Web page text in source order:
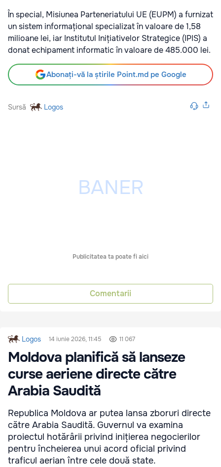
În special, Misiunea Parteneriatului UE (EUPM) a furnizat
un sistem informațional specializat în valoare de 1,58
milioane lei, iar Institutul Inițiativelor Strategice (IPIS) a
donat echipament informatic în valoare de 485.000 lei.
Abonați-vă la știrile Point.md pe Google
Sursă Logos
Publicitatea ta poate fi aici
Comentarii
Logos 14 iunie 2026, 11:45 11 067
Moldova planifică să lanseze
curse aeriene directe către
Arabia Saudită
Republica Moldova ar putea lansa zboruri directe
către Arabia Saudită. Guvernul va examina
proiectul hotărârii privind inițierea negocierilor
pentru încheierea unui acord oficial privind
traficul aerian între cele două state.